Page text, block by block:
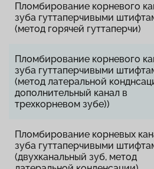
Пломбирование корневого
зуба гуттаперчивыми
(метод горячей гуттаперчи)
Пломбирование корневого
зуба гуттаперчивыми
(метод латеральной
дополнительный канал в
трехкорневом зубе))
Пломбирование корневых
зуба гуттаперчивыми
(двухканальный зуб, метод